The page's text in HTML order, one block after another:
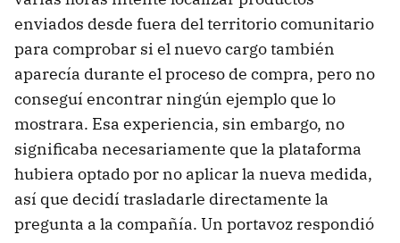
enviados desde fuera del territorio comunitario
para comprobar si el nuevo cargo también
aparecía durante el proceso de compra, pero no
conseguí encontrar ningún ejemplo que lo
mostrara. Esa experiencia, sin embargo, no
significaba necesariamente que la plataforma
hubiera optado por no aplicar la nueva medida,
así que decidí trasladarle directamente la
pregunta a la compañía. Un portavoz respondió